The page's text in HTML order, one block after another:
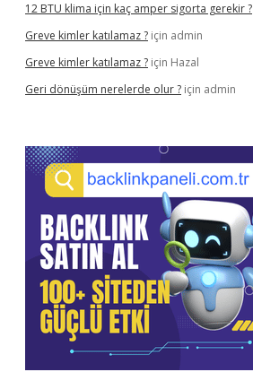
12 BTU klima için kaç amper sigorta gerekir ?
Greve kimler katılamaz ? için admin
Greve kimler katılamaz ? için Hazal
Geri dönüşüm nerelerde olur ? için admin